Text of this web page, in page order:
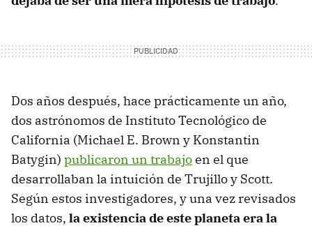
Dos años después, hace prácticamente un año,
dos astrónomos de Instituto Tecnológico de
California (Michael E. Brown y Konstantin
Batygin) publicaron un trabajoen el que
desarrollaban la intuición de Trujillo y Scott.
Según estos investigadores, y una vez revisados
los datos, la existencia de este planeta era la